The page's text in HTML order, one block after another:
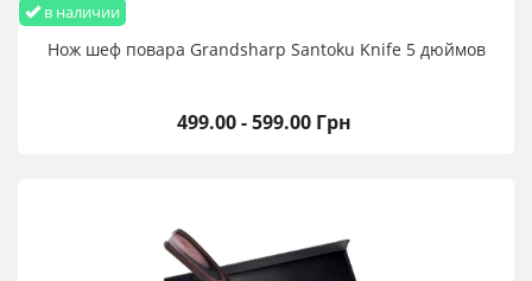
в наличии
Нож шеф повара Grandsharp Santoku Knife 5 дюймов
499.00 - 599.00 Грн